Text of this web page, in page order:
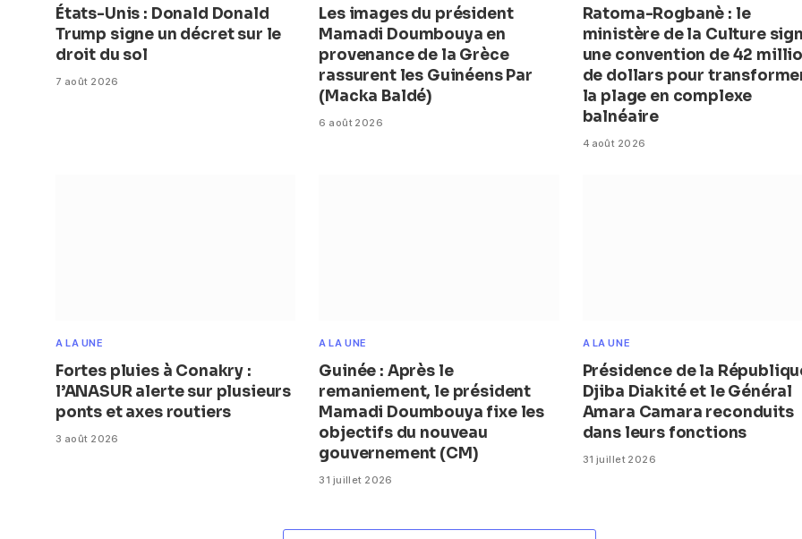
États-Unis : Donald Donald
Trump signe un décret sur le
droit du sol
7 août 2026
Les images du président
Mamadi Doumbouya en
provenance de la Grèce
rassurent les Guinéens Par
(Macka Baldé)
6 août 2026
Ratoma-Rogbanè : le
ministère de la Culture
une convention de 42
de dollars pour
la plage en complexe
balnéaire
4 août 2026
A LA UNE
Fortes pluies à Conakry :
l’ANASUR alerte sur plusieurs
ponts et axes routiers
3 août 2026
A LA UNE
Guinée : Après le
remaniement, le président
Mamadi Doumbouya fixe les
objectifs du nouveau
gouvernement (CM)
31 juillet 2026
A LA UNE
Présidence de la
Djiba Diakité et le Général
Amara Camara reconduits
dans leurs fonctions
31 juillet 2026